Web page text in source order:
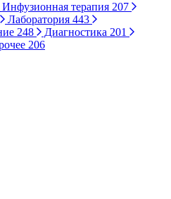
Инфузионная терапия 207
Лаборатория 443
248 Диагностика 201
206